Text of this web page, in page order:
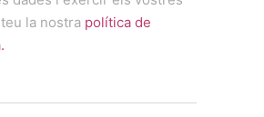
la nostra política de